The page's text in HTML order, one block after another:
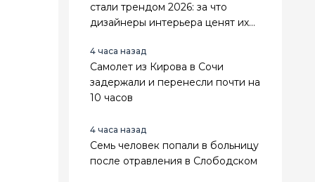
стали трендом 2026: за что
дизайнеры интерьера ценят их
4 часа назад
Самолет из Кирова в Сочи
задержали и перенесли почти на
10 часов
4 часа назад
Семь человек попали в больницу
после отравления в Слободском